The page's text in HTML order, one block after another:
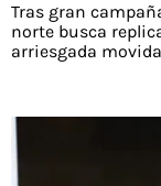
Tras gran
norte busca
arriesgada